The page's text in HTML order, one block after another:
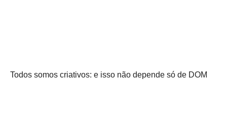
Todos somos criativos: e isso não depende só de DOM